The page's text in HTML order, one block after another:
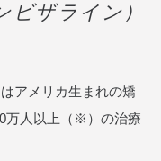
ビザライン）
アメリカ生まれの矯
万人以上（※）の治療